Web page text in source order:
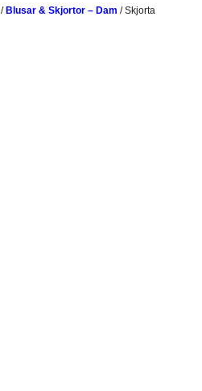
/ Blusar & Skjortor – Dam /Skjorta